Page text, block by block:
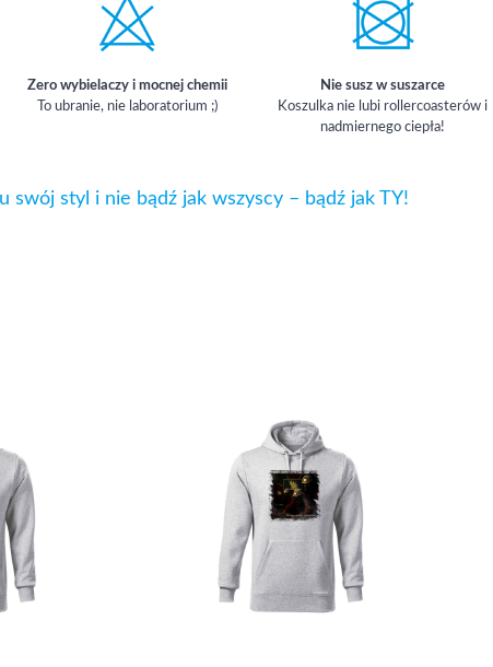
Zero wybielaczy i mocnej chemii
To ubranie, nie laboratorium ;)
Nie susz w suszarce
Koszulka nie lubi rollercoasterów i
nadmiernego ciepła!
swój styl i nie bądź jak wszyscy – bądź jak TY!